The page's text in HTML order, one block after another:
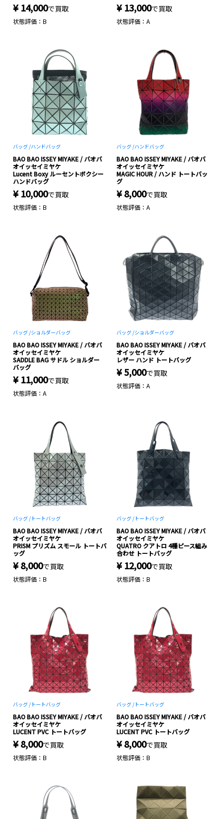
¥ 14,000で買取
状態評価：B
¥ 13,000で買取
状態評価：A
バッグ /ハンドバッグ
BAO BAO ISSEY MIYAKE / バオバ
オイッセイミヤケ
Lucent Boxy ルーセントボクシー
ハンドバッグ
¥ 10,000で買取
状態評価：B
バッグ /ハンドバッグ
BAO BAO ISSEY MIYAKE / バオバ
オイッセイミヤケ
MAGIC HOUR / ハンド トートバッ
グ
¥ 8,000で買取
状態評価：A
バッグ /ショルダーバッグ
BAO BAO ISSEY MIYAKE / バオバ
オイッセイミヤケ
SADDLE BAG サドル ショルダー
バッグ
¥ 11,000で買取
状態評価：A
バッグ /ショルダーバッグ
BAO BAO ISSEY MIYAKE / バオバ
オイッセイミヤケ
レザー ハンド トートバッグ
¥ 5,000で買取
状態評価：A
バッグ / トートバッグ
BAO BAO ISSEY MIYAKE / バオバ
オイッセイミヤケ
PRISM プリズム スモール トートバ
ッグ
¥ 8,000で買取
状態評価：B
バッグ / トートバッグ
BAO BAO ISSEY MIYAKE / バオバ
オイッセイミヤケ
QUATRO クアトロ 4種ピース組み
合わせ トートバッグ
¥ 12,000で買取
状態評価：B
バッグ / トートバッグ
BAO BAO ISSEY MIYAKE / バオバ
オイッセイミヤケ
LUCENT PVC トートバッグ
¥ 8,000で買取
状態評価：B
バッグ / トートバッグ
BAO BAO ISSEY MIYAKE / バオバ
オイッセイミヤケ
LUCENT PVC トートバッグ
¥ 8,000で買取
状態評価：B